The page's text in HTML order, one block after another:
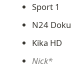
Sport 1
N24 Doku
Kika HD
Nick*